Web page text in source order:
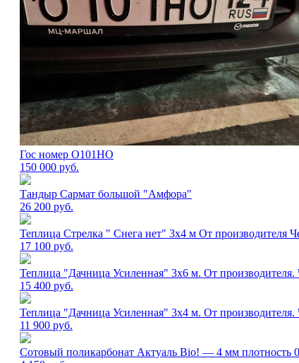
Гос номер О101НО
150 000 руб.
Тандыр Сармат большой "Амфора"
26 200 руб.
Теплица Стрелка " Снега нет" 3х4 м От производителя
17 100 руб.
Теплица "Дачница Усиленная" 3х6 м. От
15 400 руб.
Теплица "Дачница Усиленная" 3х4 м. От
11 900 руб.
Сотовый поликарбонат Актуаль Bio! — 4 мм плотность